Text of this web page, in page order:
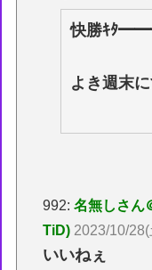
快勝ｷﾀ
よき週末
992:名無しさん
TiD) 2023/10/
いいねぇ